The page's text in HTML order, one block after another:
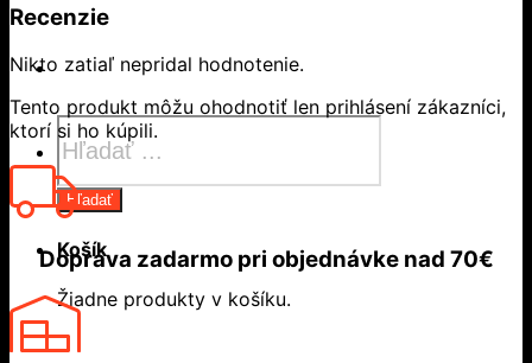
Products
search
Hľadať
Košík
Žiadne produkty v košíku.
Recenzie
Nikto zatiaľ nepridal hodnotenie.
Tento produkt môžu ohodnotiť len prihlásení zákazníci,
ktorí si ho kúpili.
Doprava zadarmo pri objednávke nad 70€